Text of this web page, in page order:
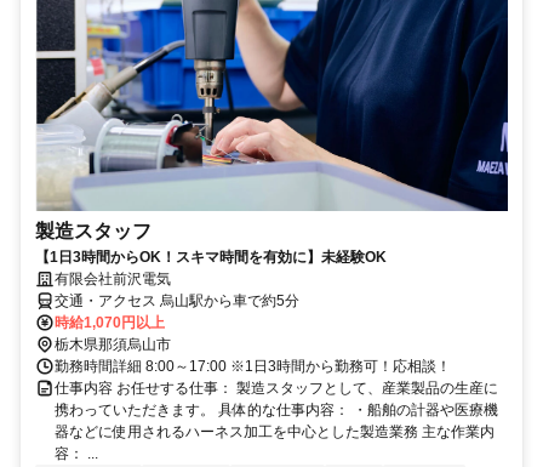
製造スタッフ
【1日3時間からOK！スキマ時間を有効に】未経験OK
有限会社前沢電気
交通・アクセス 烏山駅から車で約5分
時給1,070円以上
栃木県那須烏山市
勤務時間詳細 8:00～17:00 ※1日3時間から勤務可！応相談！
仕事内容 お任せする仕事： 製造スタッフとして、産業製品の生産に
携わっていただきます。 具体的な仕事内容： ・船舶の計器や医療機
器などに使用されるハーネス加工を中心とした製造業務 主な作業内
容： ...